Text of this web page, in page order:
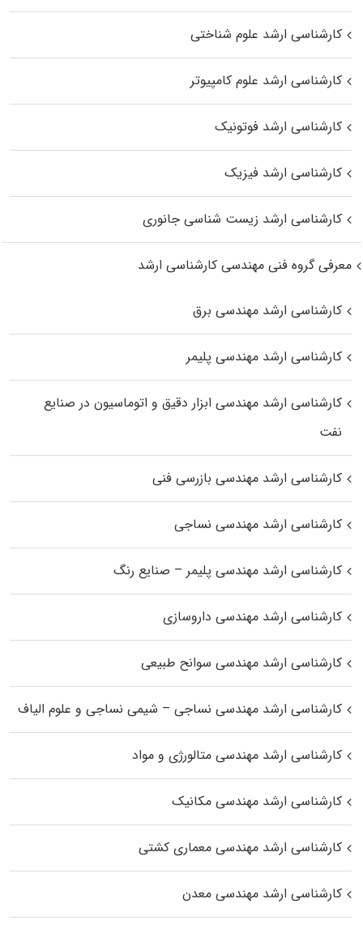
کارشناسی ارشد علوم شناختی
کارشناسی ارشد علوم کامپیوتر
کارشناسی ارشد فوتونیک
کارشناسی ارشد فیزیک
کارشناسی ارشد زیست‌ شناسی جانوری
معرفی گروه فنی مهندسی کارشناسی ارشد
کارشناسی ارشد مهندسی برق
کارشناسی ارشد مهندسی پلیمر
کارشناسی ارشد مهندسی ابزار دقیق و اتوماسیون در صنایع
نفت
کارشناسی ارشد مهندسی بازرسی فنی
کارشناسی ارشد مهندسی نساجی
کارشناسی ارشد مهندسی پلیمر – صنایع رنگ
کارشناسی ارشد مهندسی داروسازی
کارشناسی ارشد مهندسی سوانح طبیعی
کارشناسی ارشد مهندسی نساجی – شیمی نساجی و علوم الیاف
کارشناسی ارشد مهندسی متالورژی و مواد
کارشناسی ارشد مهندسی مکانیک
کارشناسی ارشد مهندسی معماری کشتی
کارشناسی ارشد مهندسی معدن